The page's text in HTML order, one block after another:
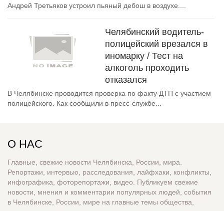
Андрей Третьяков устроил пьяный дебош в воздухе....
Челябинский водитель-
полицейский врезался в
иномарку / Тест на
алкоголь проходить
отказался
В Челябинске проводится проверка по факту ДТП с участием
полицейского. Как сообщили в пресс-службе...
О НАС
Главные, свежие новости Челябинска, России, мира.
Репортажи, интервью, расследования, лайфхаки, конфликты,
инфографика, фоторепортажи, видео. Публикуем свежие
новости, мнения и комментарии популярных людей, события
в Челябинске, России, мире на главные темы общества,